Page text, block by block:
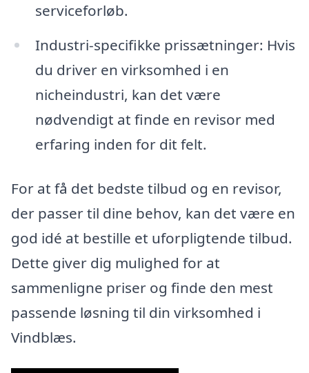
serviceforløb.
Industri-specifikke prissætninger: Hvis
du driver en virksomhed i en
nicheindustri, kan det være
nødvendigt at finde en revisor med
erfaring inden for dit felt.
For at få det bedste tilbud og en revisor,
der passer til dine behov, kan det være en
god idé at bestille et uforpligtende tilbud.
Dette giver dig mulighed for at
sammenligne priser og finde den mest
passende løsning til din virksomhed i
Vindblæs.